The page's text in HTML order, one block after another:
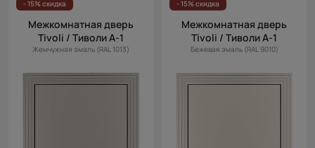
- 15% скидка
Межкомнатная дверь
Tivoli / Тиволи А-1
Жемчужная эмаль (RAL 1013)
- 15% скидка
Межкомнатная дверь
Tivoli / Тиволи А-1
Бежевая эмаль (RAL 9010)